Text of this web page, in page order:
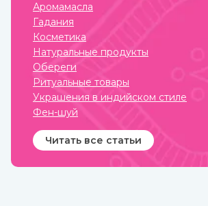
Аромамасла
Гадания
Косметика
Натуральные продукты
Обереги
Ритуальные товары
Украшения в индийском стиле
Фен-шуй
Читать все статьи